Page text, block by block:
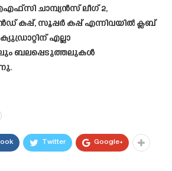
ചാമ്പ്യൻസ് ലീഗ് 2,
സൂപ്പർ കപ്പ് എന്നിവയിൽ ക്ലബ്
എല്ലാ
ബലപ്പെടുത്തലുകൾ
Twitter Google+